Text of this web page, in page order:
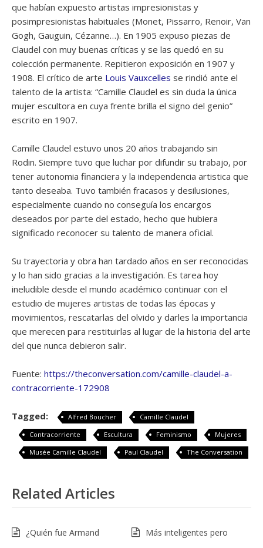
que habían expuesto artistas impresionistas y
posimpresionistas habituales (Monet, Pissarro, Renoir, Van
Gogh, Gauguin, Cézanne…). En 1905 expuso piezas de
Claudel con muy buenas críticas y se las quedó en su
colección permanente. Repitieron exposición en 1907 y
1908. El crítico de arte Louis Vauxcelles se rindió ante el
talento de la artista: “Camille Claudel es sin duda la única
mujer escultora en cuya frente brilla el signo del genio”
escrito en 1907.
Camille Claudel estuvo unos 20 años trabajando sin
Rodin. Siempre tuvo que luchar por difundir su trabajo, por
tener autonomia financiera y la independencia artistica que
tanto deseaba. Tuvo también fracasos y desilusiones,
especialmente cuando no conseguía los encargos
deseados por parte del estado, hecho que hubiera
significado reconocer su talento de manera oficial.
Su trayectoria y obra han tardado años en ser reconocidas
y lo han sido gracias a la investigación. Es tarea hoy
ineludible desde el mundo académico continuar con el
estudio de mujeres artistas de todas las épocas y
movimientos, rescatarlas del olvido y darles la importancia
que merecen para restituirlas al lugar de la historia del arte
del que nunca debieron salir.
Fuente: https://theconversation.com/camille-claudel-a-
contracorriente-172908
Tagged: Alfred Boucher
Camille Claudel
Contracorriente
Escultura Feminismo
Mujeres
Musée Camille Claudel
Paul Claudel The Conversation
Related Articles
¿Quién fue Armand
Más inteligentes pero